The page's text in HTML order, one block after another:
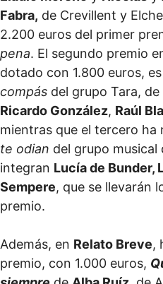
Fabra, de Crevillent y
2.200 euros del primer
pena. El segundo premio
dotado con 1.800 euros,
compás del grupo Tara,
Ricardo González, Raúl
mientras que el tercero ha
te odian del grupo musical
integran Lucía de Bunder,
Sempere, que se llevarán
premio.
Además, en Relato Breve,
premio, con 1.000 euros,